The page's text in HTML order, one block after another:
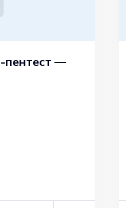
пентест —